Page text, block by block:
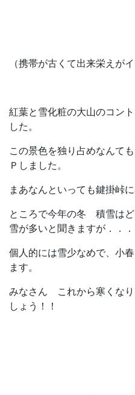
（携帯が古くて出来栄えが
紅葉と雪化粧の大山のコン
した。
この景色を独り占めなんて
Ｐしました。
まあなんといっても鍵掛峠
ところで今年の冬 積雪は
雪が多いと聞きますが．．．
個人的には雪少なめで、小
ます。
みなさん これから寒くなり
しょう！！
ｂｙ